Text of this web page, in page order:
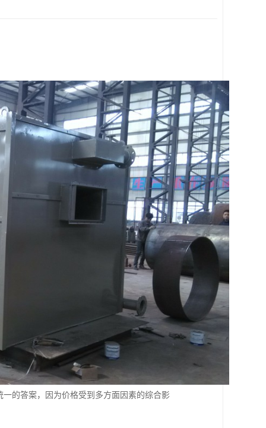
的答案，因为价格受到多方面因素的综合影